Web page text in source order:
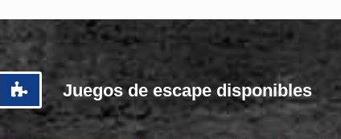
Juegos de escape disponibles